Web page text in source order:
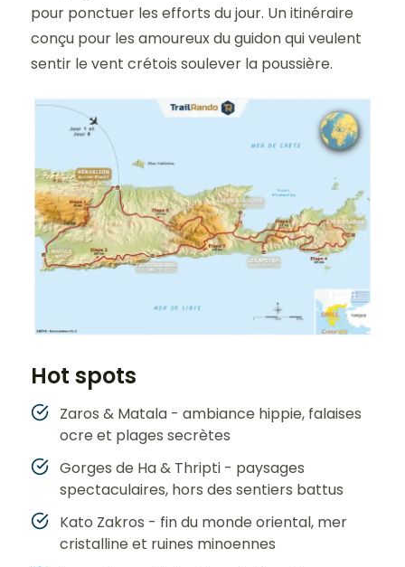
pour ponctuer les efforts du jour. Un itinéraire
conçu pour les amoureux du guidon qui veulent
sentir le vent crétois soulever la poussière.
Hot spots
Zaros & Matala - ambiance hippie, falaises
ocre et plages secrètes
Gorges de Ha & Thripti - paysages
spectaculaires, hors des sentiers battus
Kato Zakros - fin du monde oriental, mer
cristalline et ruines minoennes